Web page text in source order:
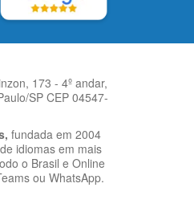
173 - 4º andar,
SP CEP 04547-
fundada em 2004
idiomas em mais
o Brasil e Online
ou WhatsApp.